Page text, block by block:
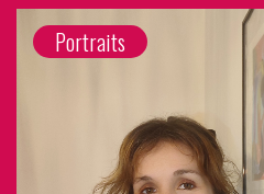
Portraits